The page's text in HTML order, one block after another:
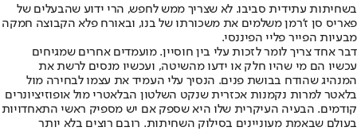
בשחיתות עתידית סביבו. לא שצריך ממש לחפש, הרי ידוע שהבעלים של
פאריס סן ז'רמן משלמים את משכורתו של בנו, ובאורח פלא הקבוצה חמקה
מבעיות הפייר פליי הפיננסי.
דבר אחד צריך לומר לזכות עלי בין חוסיין. מועמדים אחרים שמגיחים
עכשיו הם מי שהיו חלק או ידעו מהשיטה, ועכשיו מנסים לרשת את
המנהיג שהודח בבושת פנים. הנסיך עלי העמיד את עצמו לבחירה מול
בלאטר למרות נקמנות אכזרית שנקט השלטון הבלאטרי מול אופוזיציונרים
קודמים. הבעיה העיקרית שלו היא שספק אם יש מספיק ראשי התאחדויות
בעולם שבאמת מעוניינים בסילוק השחיתות. רובם רוצים בלא יותר